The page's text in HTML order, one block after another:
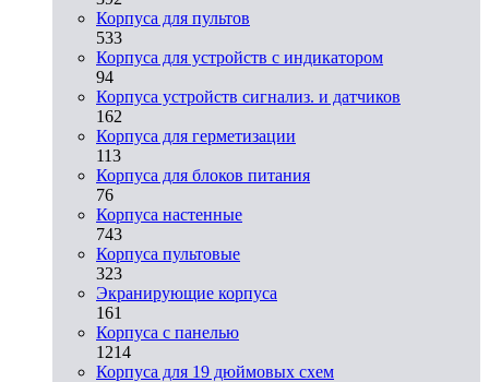
Корпуса для пультов
533
Корпуса для устройств с индикатором
94
Корпуса устройств сигнализ. и датчиков
162
Корпуса для герметизации
113
Корпуса для блоков питания
76
Корпуса настенные
743
Корпуса пультовые
323
Экранирующие корпуса
161
Корпуса с панелью
1214
Корпуса для 19 дюймовых схем